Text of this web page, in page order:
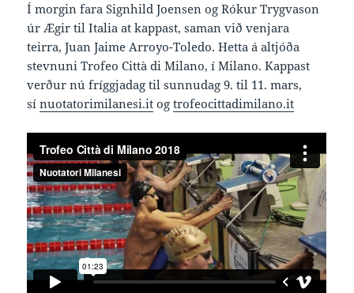
Í morgin fara Signhild Joensen og Rókur Trygvason
úr Ægir til Italia at kappast, saman við venjara
teirra, Juan Jaime Arroyo-Toledo. Hetta á altjóða
stevnuni Trofeo Città di Milano, í Milano. Kappast
verður nú fríggjadag til sunnudag 9. til 11. mars,
sínuotatorimilanesi.it ogtrofeocittadimilano.it